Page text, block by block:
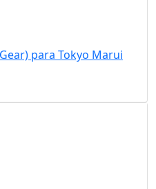
para Tokyo Marui